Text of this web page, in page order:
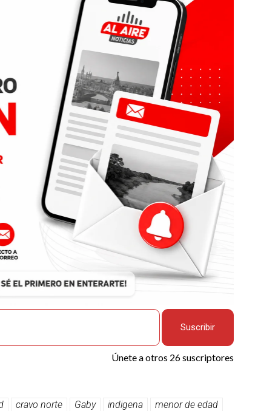
Suscribir
Únete a otros 26 suscriptores
cravo norte Gaby indigena
menor de edad